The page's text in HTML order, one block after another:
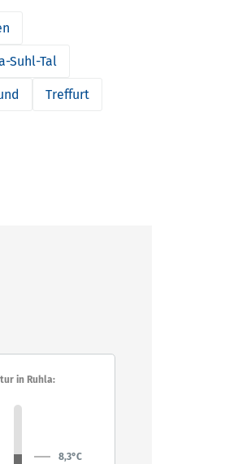
Suhl-Tal
Treffurt
in Ruhla:
8,3°C